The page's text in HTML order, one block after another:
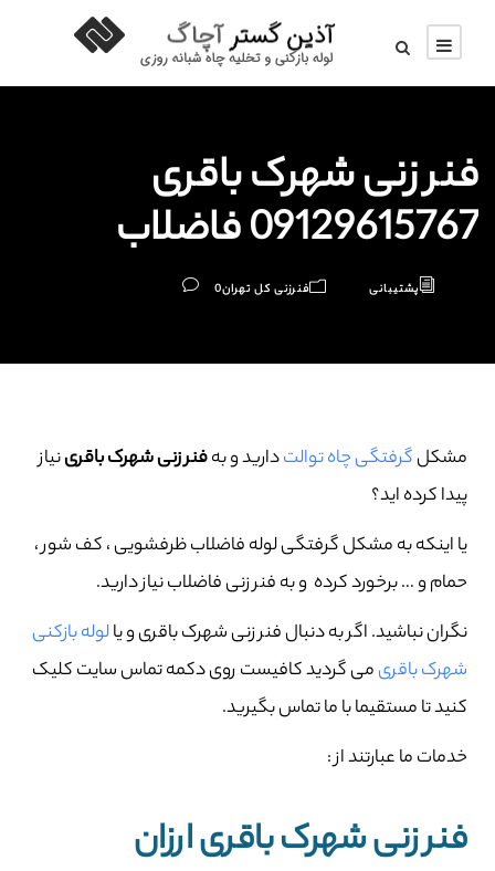
فنر زنی شهرک باقری
09129615767 فاضلاب
پشتیبانی فنرزنی کل تهران0
مشکلگرفتگی چاه توالتدارید و بهفنر زنی شهرک باقرینیاز
پیدا کرده اید؟
یا اینکه به مشکل گرفتگی لوله فاضلاب ظرفشویی ، کف شور ،
حمام و … برخورد کرده و به فنر زنی فاضلاب نیاز دارید.
نگران نباشید. اگر به دنبال فنر زنی شهرک باقری و یالوله بازکنی
شهرک باقریمی گردید کافیست روی دکمه تماس سایت کلیک
کنید تا مستقیما با ما تماس بگیرید.
خدمات ما عبارتند از :
فنر زنی شهرک باقری ارزان